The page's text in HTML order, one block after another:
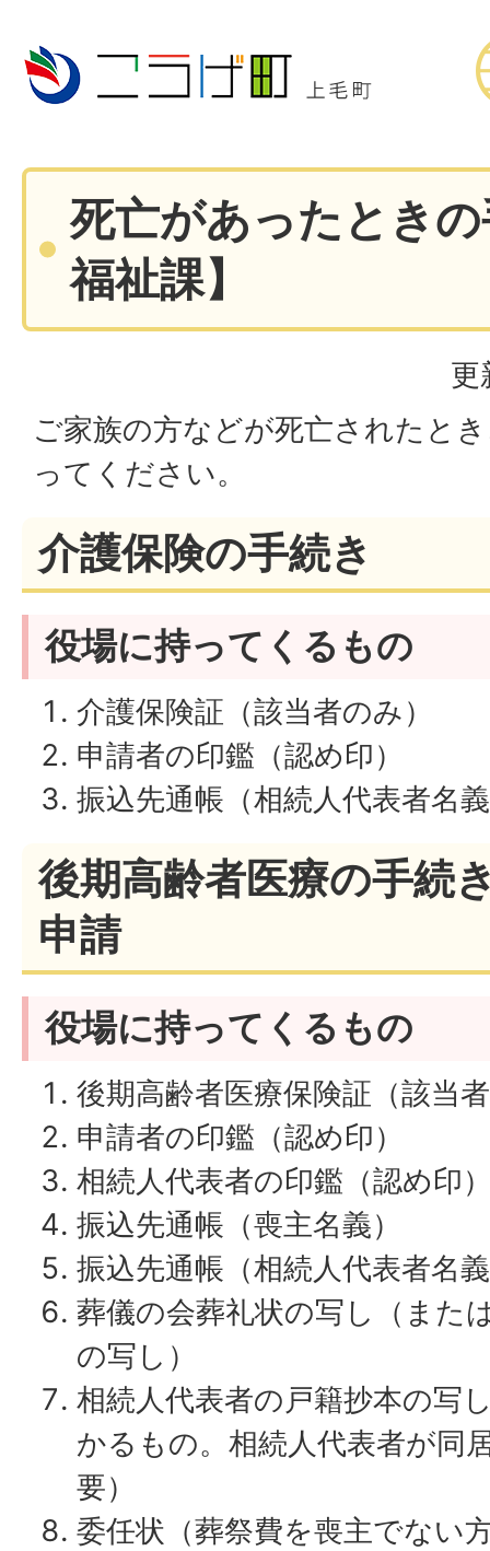
死亡があったとき
福祉課】
更
ご家族の方などが死亡されたと
ってください。
介護保険の手続き
役場に持ってくるもの
介護保険証（該当者のみ）
申請者の印鑑（認め印）
振込先通帳（相続人代表者名
後期高齢者医療の手続
申請
役場に持ってくるもの
後期高齢者医療保険証（該当
申請者の印鑑（認め印）
相続人代表者の印鑑（認め印
振込先通帳（喪主名義）
振込先通帳（相続人代表者名
葬儀の会葬礼状の写し（また
の写し）
相続人代表者の戸籍抄本の写
かるもの。相続人代表者が同
要）
委任状（葬祭費を喪主でない